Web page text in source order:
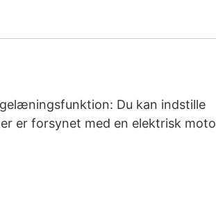
Du kan indstille
er forsynet med en elektrisk moto